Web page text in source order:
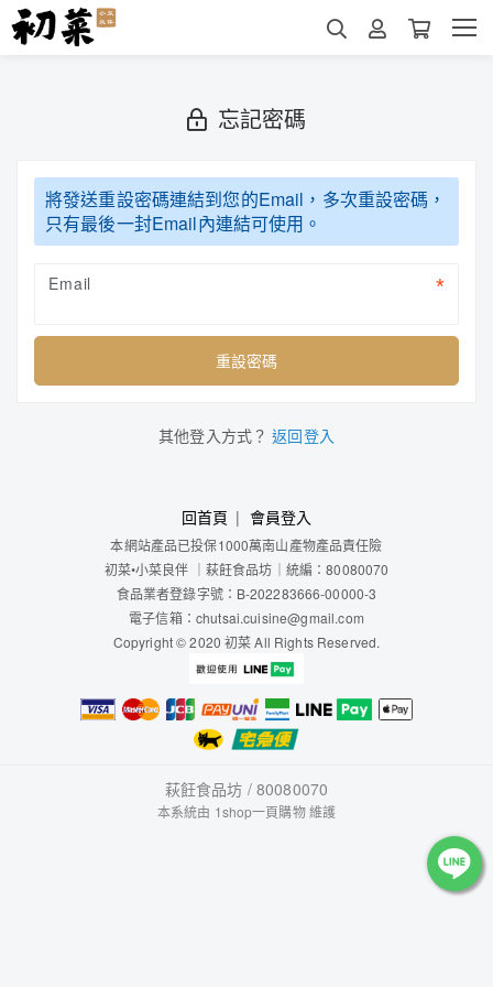
忘記密碼
將發送重設密碼連結到您的Email，多次重設密碼，
只有最後一封Email內連結可使用。
Email
重設密碼
其他登入方式？ 返回登入
回首頁 會員登入
本網站產品已投保1000萬南山產物產品責任險
初菜•小菜良伴 ｜ 萩飪食品坊 ｜ 統編：80080070
食品業者登錄字號：B-202283666-00000-3
電子信箱：chutsai.cuisine@gmail.com
Copyright © 2020 初菜 All Rights Reserved.
萩飪食品坊 / 80080070
本系統由 1shop一頁購物維護